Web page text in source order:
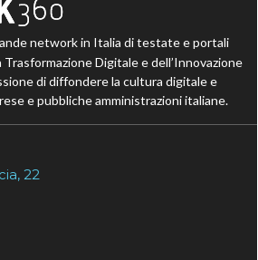
network in Italia di testate e portali
Digitale e dell’Innovazione
di diffondere la cultura digitale e
e pubbliche amministrazioni italiane.
22